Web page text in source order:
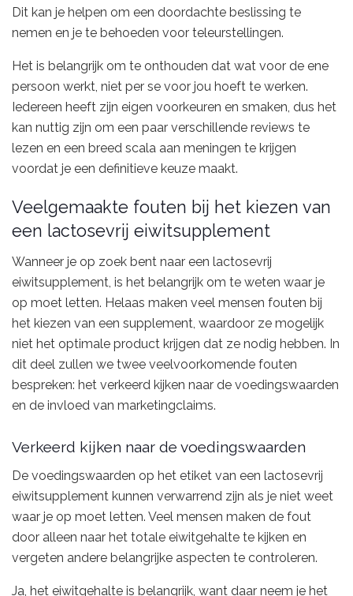
Dit kan je helpen om een doordachte beslissing te
nemen en je te behoeden voor teleurstellingen.
Het is belangrijk om te onthouden dat wat voor de ene
persoon werkt, niet per se voor jou hoeft te werken.
Iedereen heeft zijn eigen voorkeuren en smaken, dus het
kan nuttig zijn om een paar verschillende reviews te
lezen en een breed scala aan meningen te krijgen
voordat je een definitieve keuze maakt.
Veelgemaakte fouten bij het kiezen van
een lactosevrij eiwitsupplement
Wanneer je op zoek bent naar een lactosevrij
eiwitsupplement, is het belangrijk om te weten waar je
op moet letten. Helaas maken veel mensen fouten bij
het kiezen van een supplement, waardoor ze mogelijk
niet het optimale product krijgen dat ze nodig hebben. In
dit deel zullen we twee veelvoorkomende fouten
bespreken: het verkeerd kijken naar de voedingswaarden
en de invloed van marketingclaims.
Verkeerd kijken naar de voedingswaarden
De voedingswaarden op het etiket van een lactosevrij
eiwitsupplement kunnen verwarrend zijn als je niet weet
waar je op moet letten. Veel mensen maken de fout
door alleen naar het totale eiwitgehalte te kijken en
vergeten andere belangrijke aspecten te controleren.
Ja, het eiwitgehalte is belangrijk, want daar neem je het